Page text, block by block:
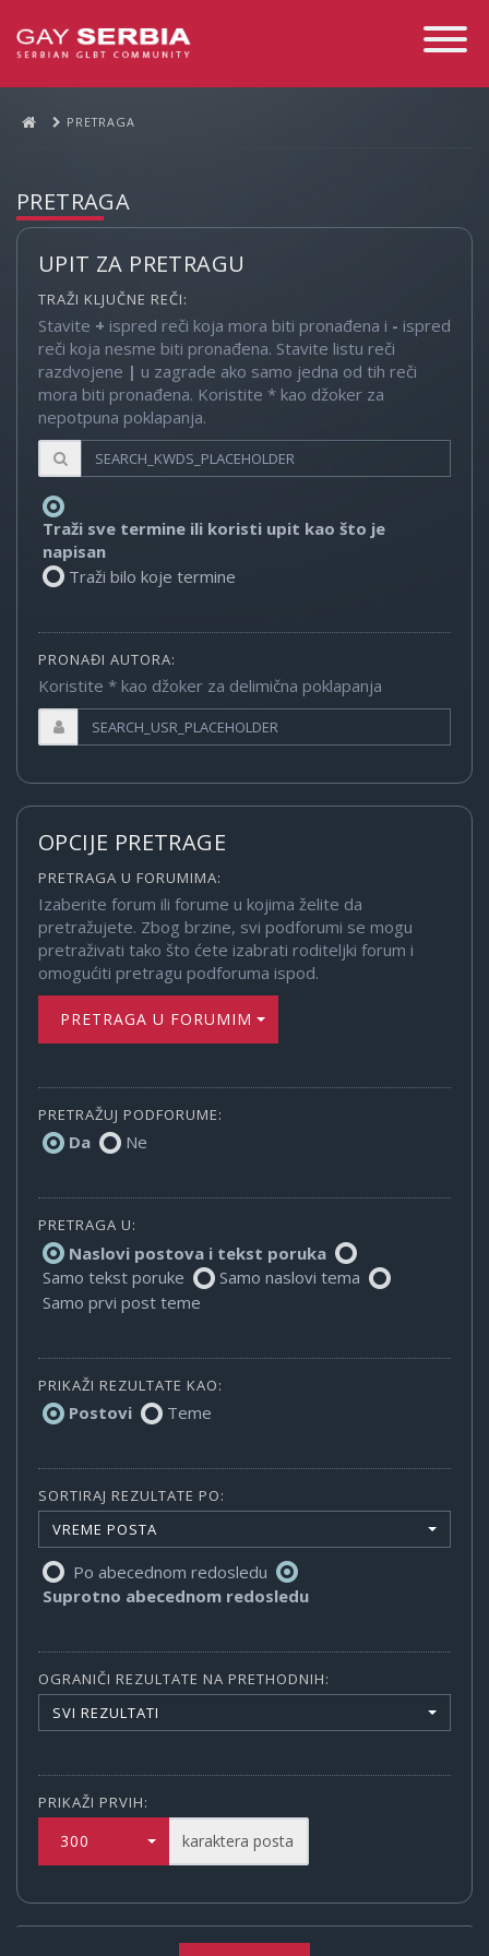
Toggle
PRETRAGA
PRETRAGA
UPIT ZA PRETRAGU
TRAŽI KLJUČNE REČI:
Stavite + ispred reči koja mora biti pronađena i - ispred
reči koja nesme biti pronađena. Stavite listu reči
razdvojene | u zagrade ako samo jedna od tih reči
mora biti pronađena. Koristite * kao džoker za
nepotpuna poklapanja.
Traži sve termine ili koristi upit kao što je
napisan
Traži bilo koje termine
PRONAĐI AUTORA:
Koristite * kao džoker za delimična poklapanja
OPCIJE PRETRAGE
PRETRAGA U FORUMIMA:
Izaberite forum ili forume u kojima želite da
pretražujete. Zbog brzine, svi podforumi se mogu
pretraživati tako što ćete izabrati roditeljki forum i
omogućiti pretragu podforuma ispod.
PRETRAGA U FORUMIMA
PRETRAŽUJ PODFORUME:
Da Ne
PRETRAGA U:
Naslovi postova i tekst poruka
Samo tekst poruke
Samo naslovi tema
Samo prvi post teme
PRIKAŽI REZULTATE KAO:
Postovi Teme
SORTIRAJ REZULTATE PO:
VREME POSTA
Po abecednom redosledu
Suprotno abecednom redosledu
OGRANIČI REZULTATE NA PRETHODNIH:
SVI REZULTATI
PRIKAŽI PRVIH:
300 karaktera posta